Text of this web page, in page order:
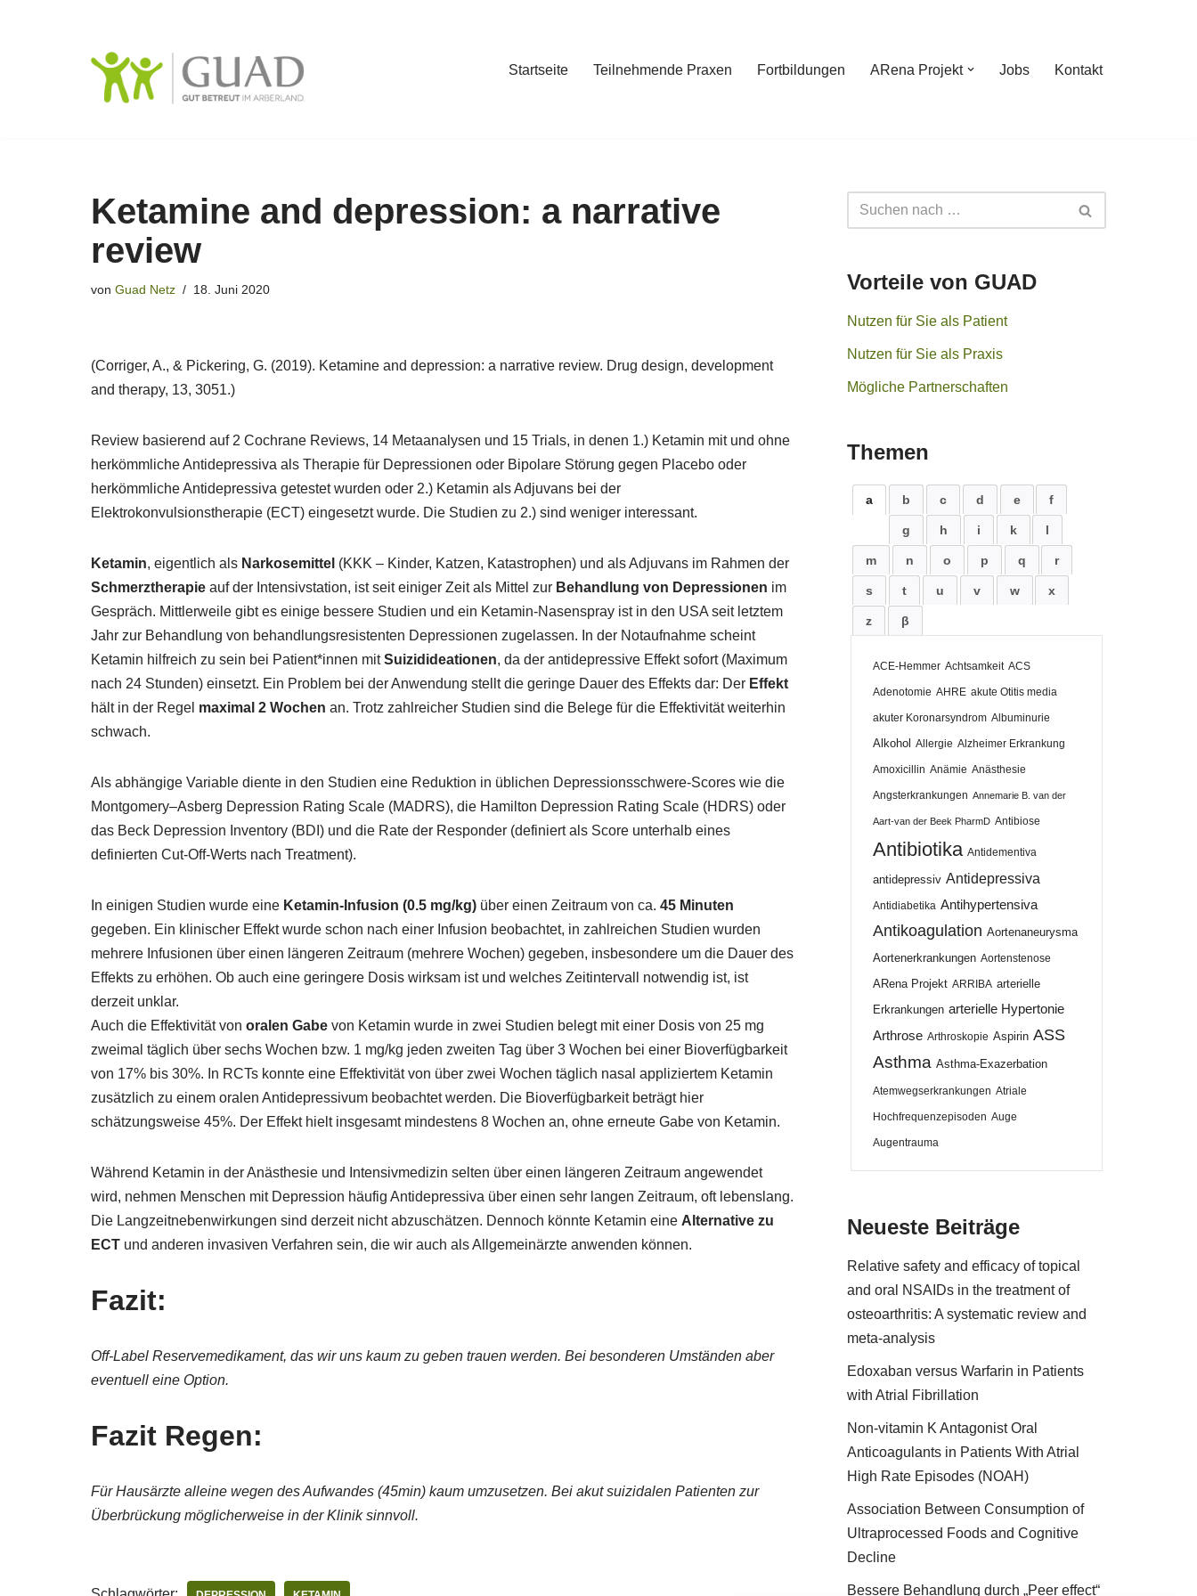
Startseite Teilnehmende Praxen Fortbildungen ARena Projekt Jobs Kontakt
Ketamine and depression: a narrative
review
von Guad Netz 18. Juni 2020
(Corriger, A., & Pickering, G. (2019). Ketamine and depression: a narrative review. Drug design, development
and therapy, 13, 3051.)
Review basierend auf 2 Cochrane Reviews, 14 Metaanalysen und 15 Trials, in denen 1.) Ketamin mit und ohne
herkömmliche Antidepressiva als Therapie für Depressionen oder Bipolare Störung gegen Placebo oder
herkömmliche Antidepressiva getestet wurden oder 2.) Ketamin als Adjuvans bei der
Elektrokonvulsionstherapie (ECT) eingesetzt wurde. Die Studien zu 2.) sind weniger interessant.
Ketamin, eigentlich als Narkosemittel (KKK – Kinder, Katzen, Katastrophen) und als Adjuvans im Rahmen der
Schmerztherapie auf der Intensivstation, ist seit einiger Zeit als Mittel zur Behandlung von Depressionen im
Gespräch. Mittlerweile gibt es einige bessere Studien und ein Ketamin-Nasenspray ist in den USA seit letztem
Jahr zur Behandlung von behandlungsresistenten Depressionen zugelassen. In der Notaufnahme scheint
Ketamin hilfreich zu sein bei Patient*innen mitSuizidideationen, da der antidepressive Effekt sofort (Maximum
nach 24 Stunden) einsetzt. Ein Problem bei der Anwendung stellt die geringe Dauer des Effekts dar: Der Effekt
hält in der Regel maximal 2 Wochen an. Trotz zahlreicher Studien sind die Belege für die Effektivität weiterhin
schwach.
Als abhängige Variable diente in den Studien eine Reduktion in üblichen Depressionsschwere-Scores wie die
Montgomery–Asberg Depression Rating Scale (MADRS), die Hamilton Depression Rating Scale (HDRS) oder
das Beck Depression Inventory (BDI) und die Rate der Responder (definiert als Score unterhalb eines
definierten Cut-Off-Werts nach Treatment).
In einigen Studien wurde eine Ketamin-Infusion (0.5 mg/kg) über einen Zeitraum von ca. 45 Minuten
gegeben. Ein klinischer Effekt wurde schon nach einer Infusion beobachtet, in zahlreichen Studien wurden
mehrere Infusionen über einen längeren Zeitraum (mehrere Wochen) gegeben, insbesondere um die Dauer des
Effekts zu erhöhen. Ob auch eine geringere Dosis wirksam ist und welches Zeitintervall notwendig ist, ist
derzeit unklar.
Auch die Effektivität von oralen Gabe von Ketamin wurde in zwei Studien belegt mit einer Dosis von 25 mg
zweimal täglich über sechs Wochen bzw. 1 mg/kg jeden zweiten Tag über 3 Wochen bei einer Bioverfügbarkeit
von 17% bis 30%. In RCTs konnte eine Effektivität von über zwei Wochen täglich nasal appliziertem Ketamin
zusätzlich zu einem oralen Antidepressivum beobachtet werden. Die Bioverfügbarkeit beträgt hier
schätzungsweise 45%. Der Effekt hielt insgesamt mindestens 8 Wochen an, ohne erneute Gabe von Ketamin.
Während Ketamin in der Anästhesie und Intensivmedizin selten über einen längeren Zeitraum angewendet
wird, nehmen Menschen mit Depression häufig Antidepressiva über einen sehr langen Zeitraum, oft lebenslang.
Die Langzeitnebenwirkungen sind derzeit nicht abzuschätzen. Dennoch könnte Ketamin eine Alternative zu
ECT und anderen invasiven Verfahren sein, die wir auch als Allgemeinärzte anwenden können.
Fazit:
Off-Label Reservemedikament, das wir uns kaum zu geben trauen werden. Bei besonderen Umständen aber
eventuell eine Option.
Fazit Regen:
Für Hausärzte alleine wegen des Aufwandes (45min) kaum umzusetzen. Bei akut suizidalen Patienten zur
Überbrückung möglicherweise in der Klinik sinnvoll.
Vorteile von GUAD
Nutzen für Sie als Patient
Nutzen für Sie als Praxis
Mögliche Partnerschaften
Themen
a b c d e f
g h i k l
m n o p q r
s t u v w x
z β
ACE-Hemmer Achtsamkeit ACS
Adenotomie AHRE akute Otitis media
akuter Koronarsyndrom Albuminurie
Alkohol Allergie Alzheimer Erkrankung
Amoxicillin Anämie Anästhesie
Angsterkrankungen Annemarie B. van der
Aart-van der Beek PharmD Antibiose
Antibiotika Antidementiva
antidepressiv Antidepressiva
Antidiabetika Antihypertensiva
Antikoagulation Aortenaneurysma
Aortenerkrankungen Aortenstenose
ARena Projekt ARRIBA arterielle
Erkrankungen arterielle Hypertonie
Arthrose Arthroskopie Aspirin ASS
Asthma Asthma-Exazerbation
Atemwegserkrankungen Atriale
Hochfrequenzepisoden Auge
Augentrauma
Neueste Beiträge
Relative safety and efficacy of topical
and oral NSAIDs in the treatment of
osteoarthritis: A systematic review and
meta-analysis
Edoxaban versus Warfarin in Patients
with Atrial Fibrillation
Non-vitamin K Antagonist Oral
Anticoagulants in Patients With Atrial
High Rate Episodes (NOAH)
Association Between Consumption of
Ultraprocessed Foods and Cognitive
Decline
Bessere Behandlung durch „Peer effect“